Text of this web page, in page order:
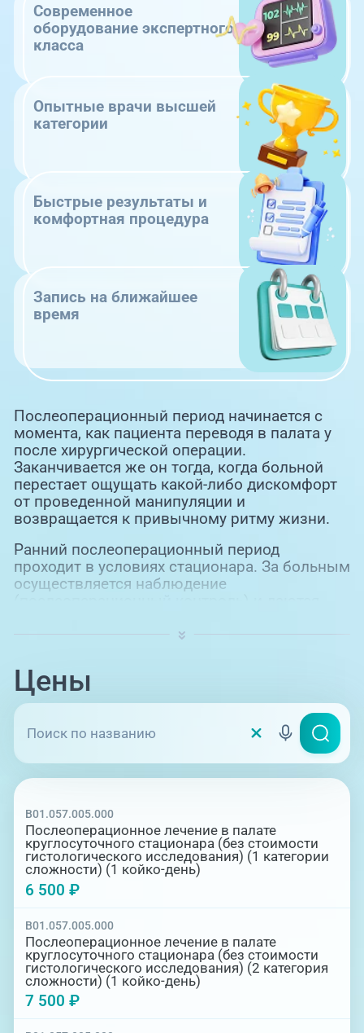
Современное
оборудование экспертного
класса
Опытные врачи высшей
категории
Быстрые результаты и
комфортная процедура
Запись на ближайшее
время
Послеоперационный период начинается с
момента, как пациента переводя в палата у
после хирургической операции.
Заканчивается же он тогда, когда больной
перестает ощущать какой-либо дискомфорт
от проведенной манипуляции и
возвращается к привычному ритму жизни.
Ранний послеоперационный период
проходит в условиях стационара. За больным
осуществляется наблюдение
сложности хирургического вмешательства
может продолжаться от нескольких дней до
полугода. При этом большую роль играет
возраст пациента, физическая подготовка,
Основные задачи послеоперационного
периода:
осложнений.
ускорение процессов регенерации.
реабилитация больных.
Цены
B01.057.005.000
Послеоперационное лечение в палате
круглосуточного стационара (без стоимости
гистологического исследования) (1 категории
сложности) (1 койко-день)
6 500 ₽
B01.057.005.000
Послеоперационное лечение в палате
круглосуточного стационара (без стоимости
гистологического исследования) (2 категория
сложности) (1 койко-день)
7 500 ₽